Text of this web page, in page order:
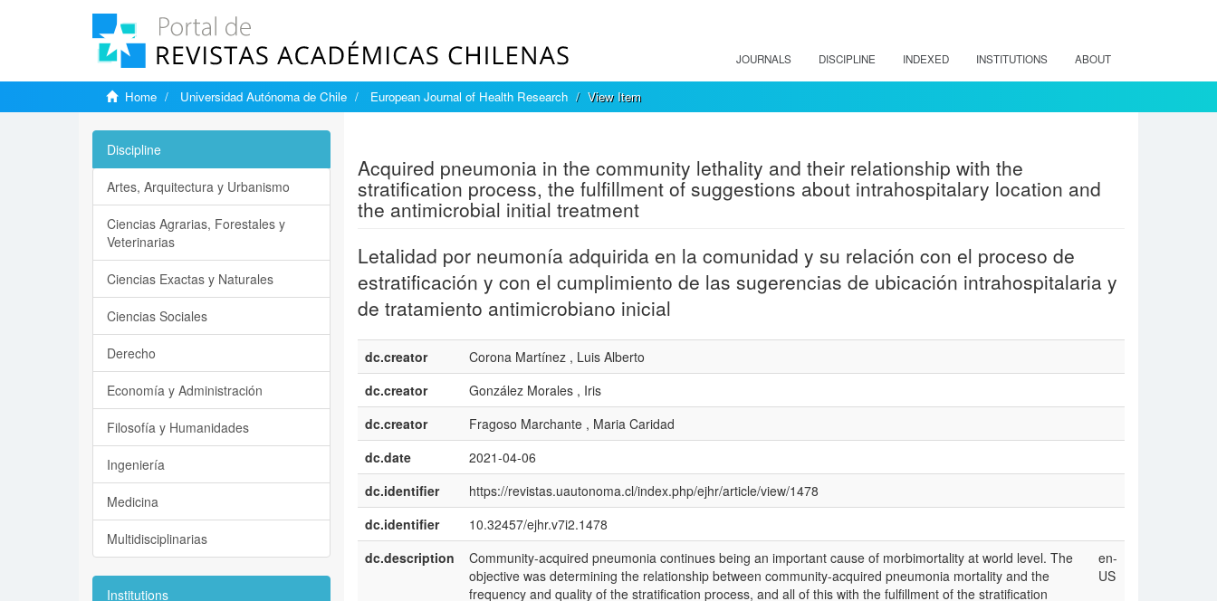
JOURNALS DISCIPLINE INDEXED INSTITUTIONS ABOUT
Home Universidad Autónoma de Chile European Journal of Health Research View Item
Acquired pneumonia in the community lethality and their relationship with the
stratification process, the fulfillment of suggestions about intrahospitalary location and
the antimicrobial initial treatment
Letalidad por neumonía adquirida en la comunidad y su relación con el proceso de
estratificación y con el cumplimiento de las sugerencias de ubicación intrahospitalaria y
de tratamiento antimicrobiano inicial
dc.creator
Corona Martínez , Luis Alberto
dc.creator
González Morales , Iris
dc.creator
Fragoso Marchante , Maria Caridad
dc.date
2021-04-06
dc.identifier
https://revistas.uautonoma.cl/index.php/ejhr/article/view/1478
dc.identifier
10.32457/ejhr.v7i2.1478
dc.description
Community-acquired pneumonia continues being an important cause of morbimortality at world level. The
objective was determining the relationship between community-acquired pneumonia mortality and the
frequency and quality of the stratification process, and all of this with the fulfillment of the stratification
en-
US
Discipline
Artes, Arquitectura y Urbanismo
Ciencias Agrarias, Forestales y
Veterinarias
Ciencias Exactas y Naturales
Ciencias Sociales
Derecho
Economía y Administración
Filosofía y Humanidades
Ingeniería
Medicina
Multidisciplinarias
Institutions